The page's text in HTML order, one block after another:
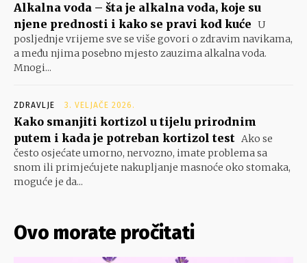
Alkalna voda – šta je alkalna voda, koje su
njene prednosti i kako se pravi kod kuće U
posljednje vrijeme sve se više govori o zdravim navikama,
a među njima posebno mjesto zauzima alkalna voda.
Mnogi...
ZDRAVLJE 3. VELJAČE 2026.
Kako smanjiti kortizol u tijelu prirodnim
putem i kada je potreban kortizol test Ako se
često osjećate umorno, nervozno, imate problema sa
snom ili primjećujete nakupljanje masnoće oko stomaka,
moguće je da...
Ovo morate pročitati